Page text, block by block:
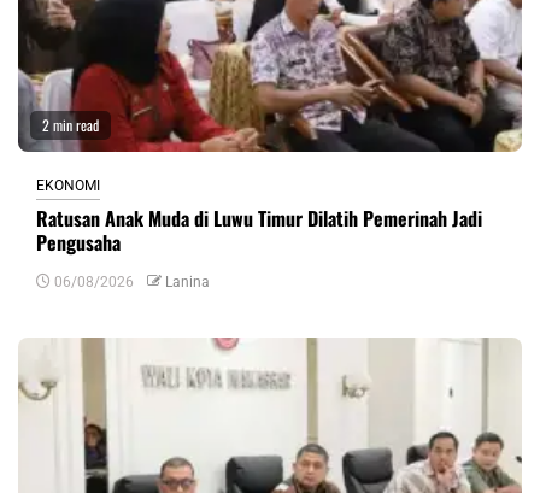
2 min read
EKONOMI
Ratusan Anak Muda di Luwu Timur Dilatih Pemerinah Jadi
Pengusaha
06/08/2026 Lanina